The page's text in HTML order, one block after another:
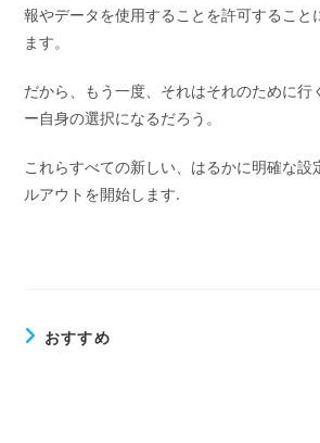
報やデータを使用することを許可すること
ます。
だから、もう一度、それはそれのために行
ー自身の選択になるだろう。
これらすべての新しい、はるかに明確な設
ルアウトを開始します.
おすすめ